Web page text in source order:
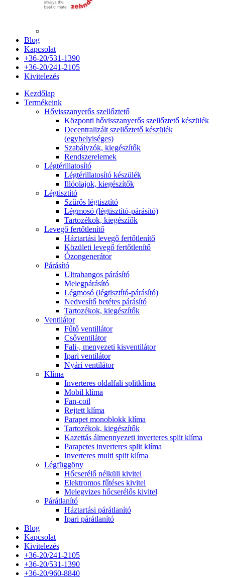
Blog
Kapcsolat
+36-20/531-1390
+36-20/241-2105
Kivitelezés
Kezdőlap
Termékeink
Hővisszanyerős szellőztető
Központi hővisszanyerős szellőztető készülék
Decentralizált szellőztető készülék
(egyhelyiséges)
Szabályzók, kiegészítők
Rendszerelemek
Légtérillatosító
Légtérillatosító készülék
Illóolajok, kiegészítők
Légtisztító
Szűrős légtisztító
Légmosó (légtisztító-párásító)
Tartozékok, kiegészíők
Levegő fertőtlenítő
Háztartási levegő fertőtlenítő
Közületi levegő fertőtlenítő
Ózongenerátor
Párásító
Ultrahangos párásító
Melegpárásító
Légmosó (légtisztító-párásító)
Nedvesítő betétes párásító
Tartozékok, kiegészítők
Ventilátor
Fűtő ventillátor
Csőventilátor
Fali-, menyezeti kisventilátor
Ipari ventilátor
Nyári ventilátor
Klíma
Inverteres oldalfali splitklíma
Mobil klíma
Fan-coil
Rejtett klíma
Parapet monoblokk klíma
Tartozékok, kiegészítők
Kazettás álmennyezeti inverteres split klíma
Parapetes inverteres split klíma
Inverteres multi split klíma
Légfüggöny
Hőcserélő nélküli kivitel
Elektromos fűtéses kivitel
Melegvizes hőcserélős kivitel
Párátlanító
Háztartási párátlanító
Ipari párátlanító
Blog
Kapcsolat
Kivitelezés
+36-20/241-2105
+36-20/531-1390
+36-20/960-8840